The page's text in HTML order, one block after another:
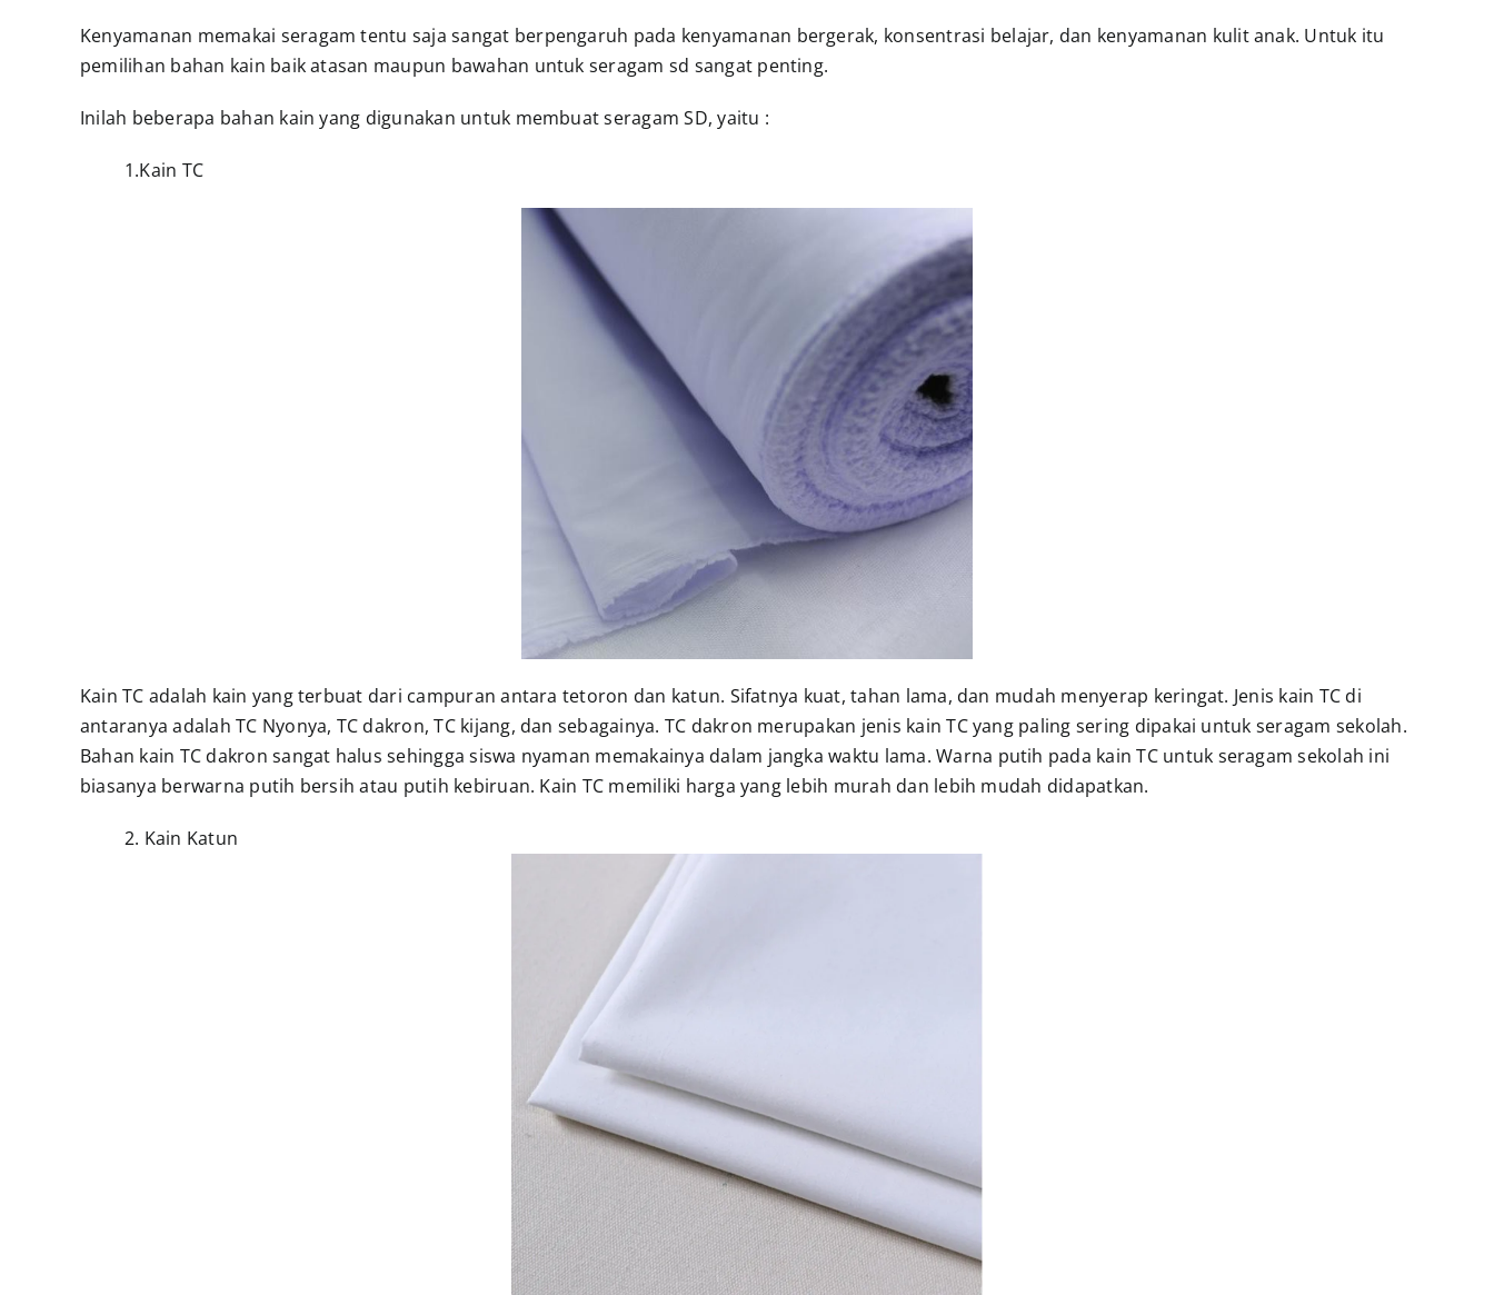
Kenyamanan memakai seragam tentu saja sangat berpengaruh pada kenyamanan bergerak, konsentrasi belajar, dan kenyamanan kulit anak. Untuk itu
pemilihan bahan kain baik atasan maupun bawahan untuk seragam sd sangat penting.
Inilah beberapa bahan kain yang digunakan untuk membuat seragam SD, yaitu :
1.Kain TC
Kain TC adalah kain yang terbuat dari campuran antara tetoron dan katun. Sifatnya kuat, tahan lama, dan mudah menyerap keringat. Jenis kain TC di
antaranya adalah TC Nyonya, TC dakron, TC kijang, dan sebagainya. TC dakron merupakan jenis kain TC yang paling sering dipakai untuk seragam sekolah.
Bahan kain TC dakron sangat halus sehingga siswa nyaman memakainya dalam jangka waktu lama. Warna putih pada kain TC untuk seragam sekolah ini
biasanya berwarna putih bersih atau putih kebiruan. Kain TC memiliki harga yang lebih murah dan lebih mudah didapatkan.
2. Kain Katun